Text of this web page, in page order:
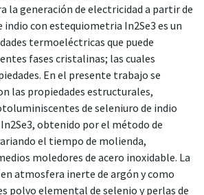
la generación de electricidad a partir de
indio con estequiometria In2Se3 es un
termoeléctricas que puede
fases cristalinas; las cuales
En el presente trabajo se
las propiedades estructurales,
de seleniuro de indio
obtenido por el método de
el tiempo de molienda,
moledores de acero inoxidable. La
atmosfera inerte de argón y como
polvo elemental de selenio y perlas de